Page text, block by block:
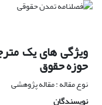
ویژگی های یک
حوزه حقوق
نوع مقاله : مقاله پژوهشی
نویسندگان